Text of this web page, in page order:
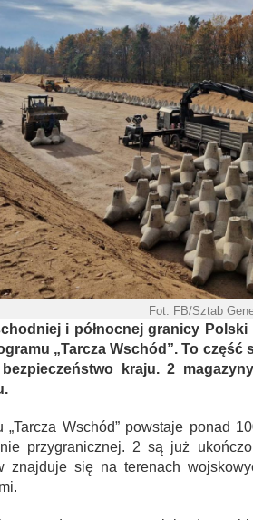
Fot. FB/Sztab
i północnej granicy
„Tarcza Wschód”. To
kraju. 2
„Tarcza Wschód” powstaje ponad
przygranicznej. 2 są już
znajduje się na terenach